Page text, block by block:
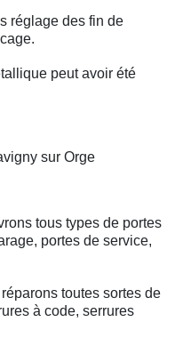
réglage des fin de
peut avoir été
sur Orge
tous types de portes
portes de service,
toutes sortes de
à code, serrures